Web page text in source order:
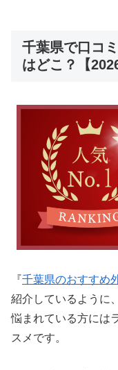
千葉県で口コ
はどこ？【
『千葉県のおすすめ
紹介しているように
悩まれている方には
スメです。